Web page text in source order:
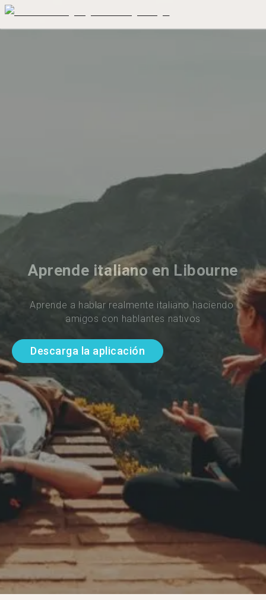
Aprende italiano en Libourne
Aprende a hablar realmente italiano haciendo
amigos con hablantes nativos
Descarga la aplicación